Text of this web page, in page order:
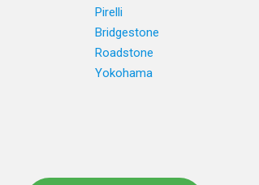
Pirelli
Bridgestone
Roadstone
Yokohama